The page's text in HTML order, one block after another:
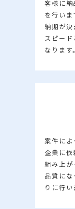
客様に
を行いま
納期が決
スピー
なります。
案件に
企業に依
組み上が
品質に
りに行い